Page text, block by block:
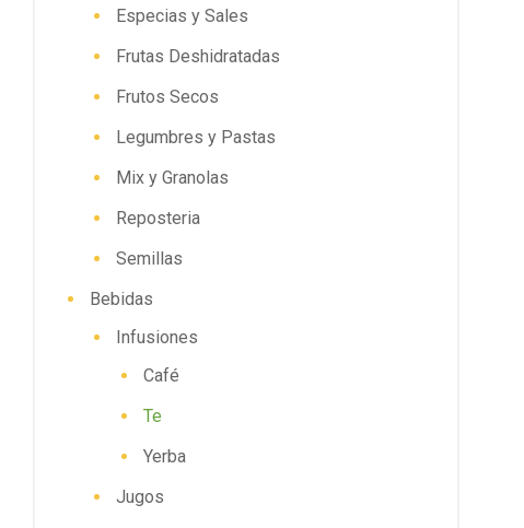
Especias y Sales
Frutas Deshidratadas
Frutos Secos
Legumbres y Pastas
Mix y Granolas
Reposteria
Semillas
Bebidas
Infusiones
Café
Te
Yerba
Jugos